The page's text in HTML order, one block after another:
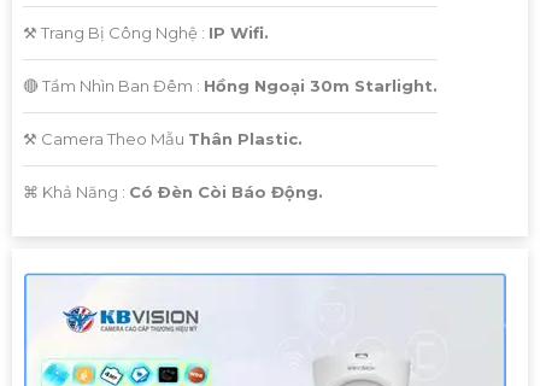
⚒ Trang Bị Công Nghệ : IP Wifi.
🔴 Tầm Nhìn Ban Đêm : Hồng Ngoại 30m Starlight.
⚒ Camera Theo Mẫu Thân Plastic.
️⌘ Khả Năng : Có Ðèn Còi Báo Động.